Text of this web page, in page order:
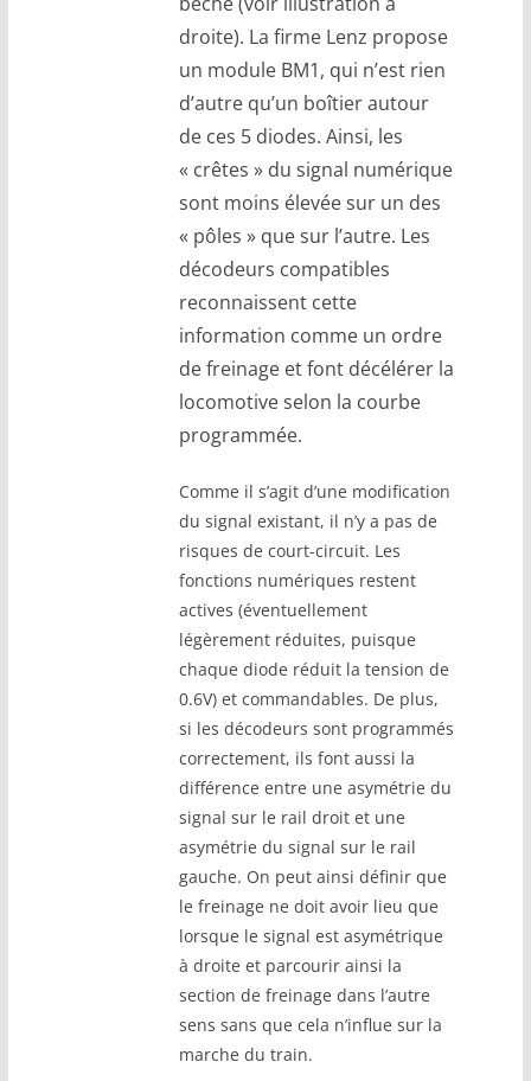
droite). La firme Lenz propose
un module BM1, qui n’est rien
d’autre qu’un boîtier autour
de ces 5 diodes. Ainsi, les
« crêtes » du signal numérique
sont moins élevée sur un des
« pôles » que sur l’autre. Les
décodeurs compatibles
reconnaissent cette
information comme un ordre
de freinage et font décélérer la
locomotive selon la courbe
programmée.
Comme il s’agit d’une modification
du signal existant, il n’y a pas de
risques de court-circuit. Les
fonctions numériques restent
actives (éventuellement
légèrement réduites, puisque
chaque diode réduit la tension de
0.6V) et commandables. De plus,
si les décodeurs sont programmés
correctement, ils font aussi la
différence entre une asymétrie du
signal sur le rail droit et une
asymétrie du signal sur le rail
gauche. On peut ainsi définir que
le freinage ne doit avoir lieu que
lorsque le signal est asymétrique
à droite et parcourir ainsi la
section de freinage dans l’autre
sens sans que cela n’influe sur la
marche du train.